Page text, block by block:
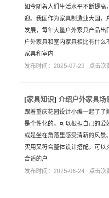
如今随着人们生活水平不断提高
迎。我国作为家具制造业大国，
发展，每年大量户外家具产品
户外家具和室内家具相比有什
家具和室内
发布时间：2025-07-23 点击次
[家具知识] 介绍户外家具场
跟着重庆花园设计小编一起了
是个性化的，可以根据自己的爱
或是坐在角落里感受清新的风景
实用又符合整体设计搭配，可以
合适的户
发布时间：2025-06-24 点击次